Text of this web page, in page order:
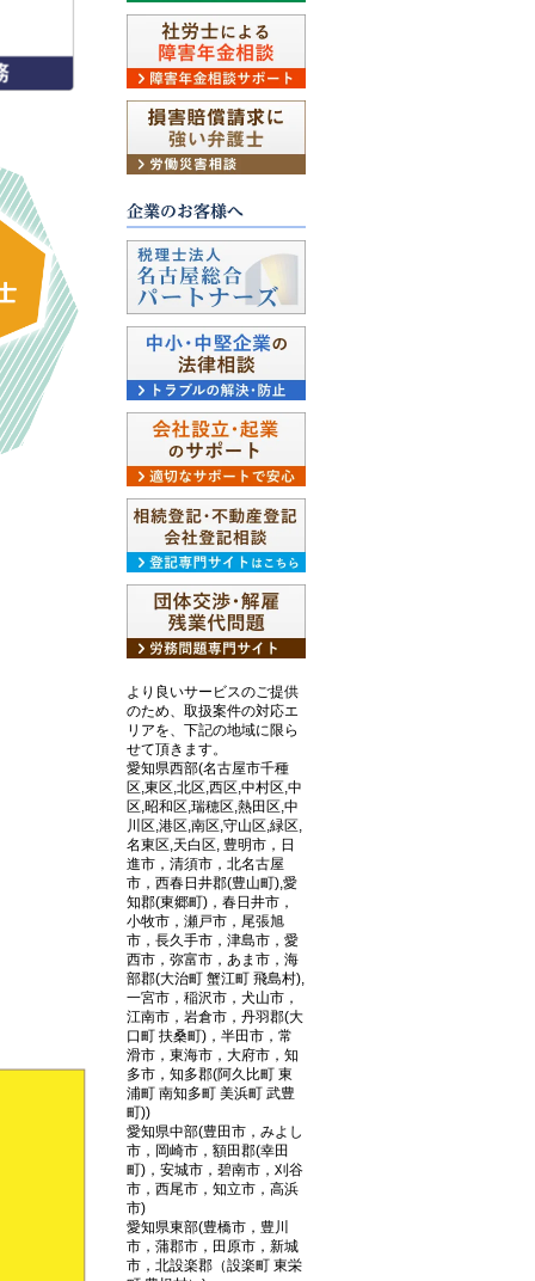
より良いサービスのご提供
のため、取扱案件の対応エ
リアを、下記の地域に限ら
せて頂きます。
愛知県西部(名古屋市千種
区,東区,北区,西区,中村区,中
区,昭和区,瑞穂区,熱田区,中
川区,港区,南区,守山区,緑区,
名東区,天白区, 豊明市，日
進市，清須市，北名古屋
市，西春日井郡(豊山町),愛
知郡(東郷町)，春日井市，
小牧市，瀬戸市，尾張旭
市，長久手市，津島市，愛
西市，弥富市，あま市，海
部郡(大治町 蟹江町 飛島村),
一宮市，稲沢市，犬山市，
江南市，岩倉市，丹羽郡(大
口町 扶桑町)，半田市，常
滑市，東海市，大府市，知
多市，知多郡(阿久比町 東
浦町 南知多町 美浜町 武豊
町))
愛知県中部(豊田市，みよし
市，岡崎市，額田郡(幸田
町)，安城市，碧南市，刈谷
市，西尾市，知立市，高浜
市)
愛知県東部(豊橋市，豊川
市，蒲郡市，田原市，新城
市，北設楽郡（設楽町 東栄